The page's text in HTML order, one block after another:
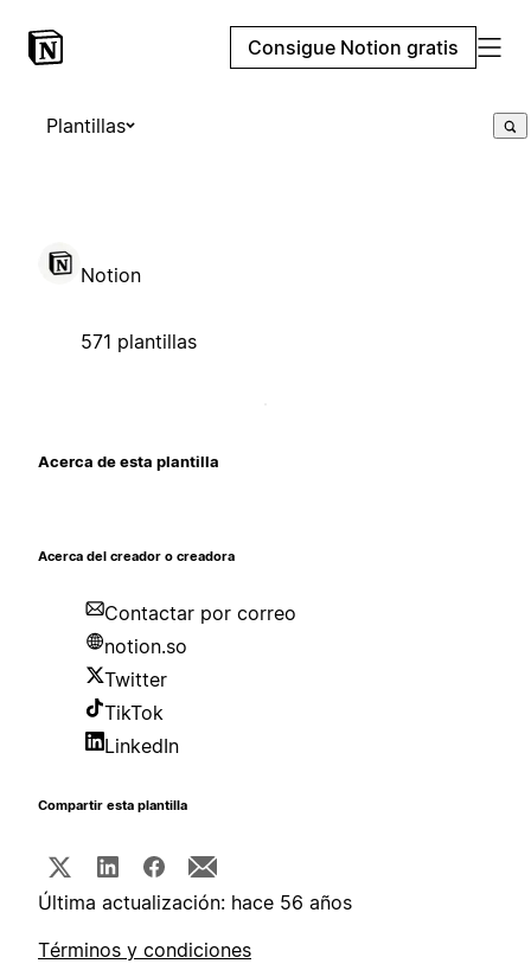
Consigue Notion gratis
Plantillas
Notion
571 plantillas
Acerca de esta plantilla
Acerca del creador o creadora
Contactar por correo
notion.so
Twitter
TikTok
LinkedIn
Compartir esta plantilla
Última actualización: hace 56 años
Términos y condiciones